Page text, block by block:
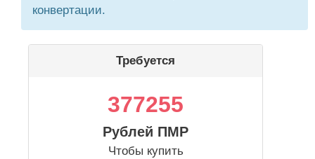
конвертации.
Требуется
377255
Рублей ПМР
Чтобы купить